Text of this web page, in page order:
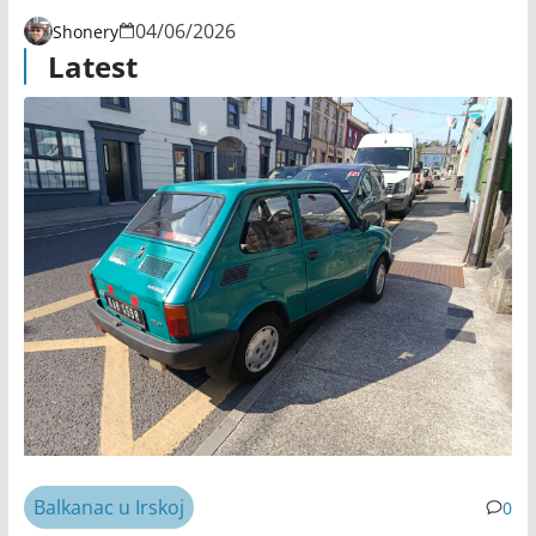
Shonery 04/06/2026
Latest
Balkanac u Irskoj 0